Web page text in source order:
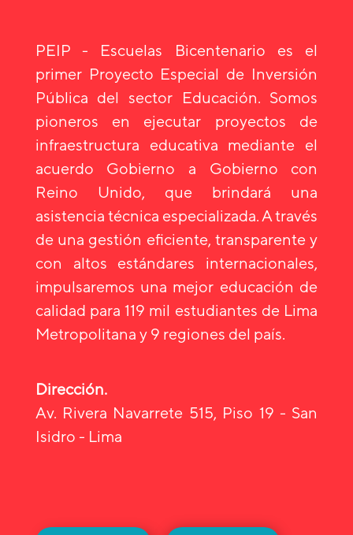
PEIP - Escuelas Bicentenario es el
primer Proyecto Especial de Inversión
Pública del sector Educación. Somos
pioneros en ejecutar proyectos de
infraestructura educativa mediante el
acuerdo Gobierno a Gobierno con
Reino Unido, que brindará una
asistencia técnica especializada. A través
de una gestión eficiente, transparente y
con altos estándares internacionales,
impulsaremos una mejor educación de
calidad para 119 mil estudiantes de Lima
Metropolitana y 9 regiones del país.
Dirección.
Av. Rivera Navarrete 515, Piso 19 - San
Isidro - Lima